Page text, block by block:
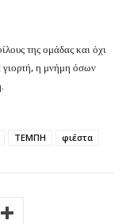
της ομάδας και όχι
γιορτή, η μνήμη όσων
ΤΕΜΠΗ φιέστα